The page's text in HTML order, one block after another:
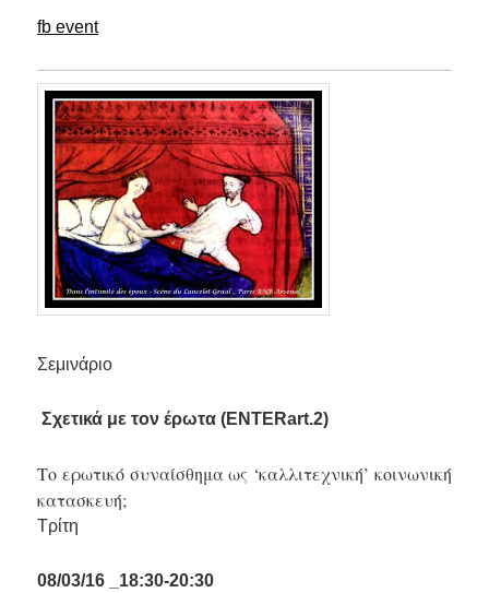
fb event
Σεμινάριο
Σχετικά με τον έρωτα (ENTERart.2)
Το ερωτικό συναίσθημα ως ‘καλλιτεχνική’ κοινωνική
κατασκευή;
Τρίτη
08/03/16 _18:30-20:30